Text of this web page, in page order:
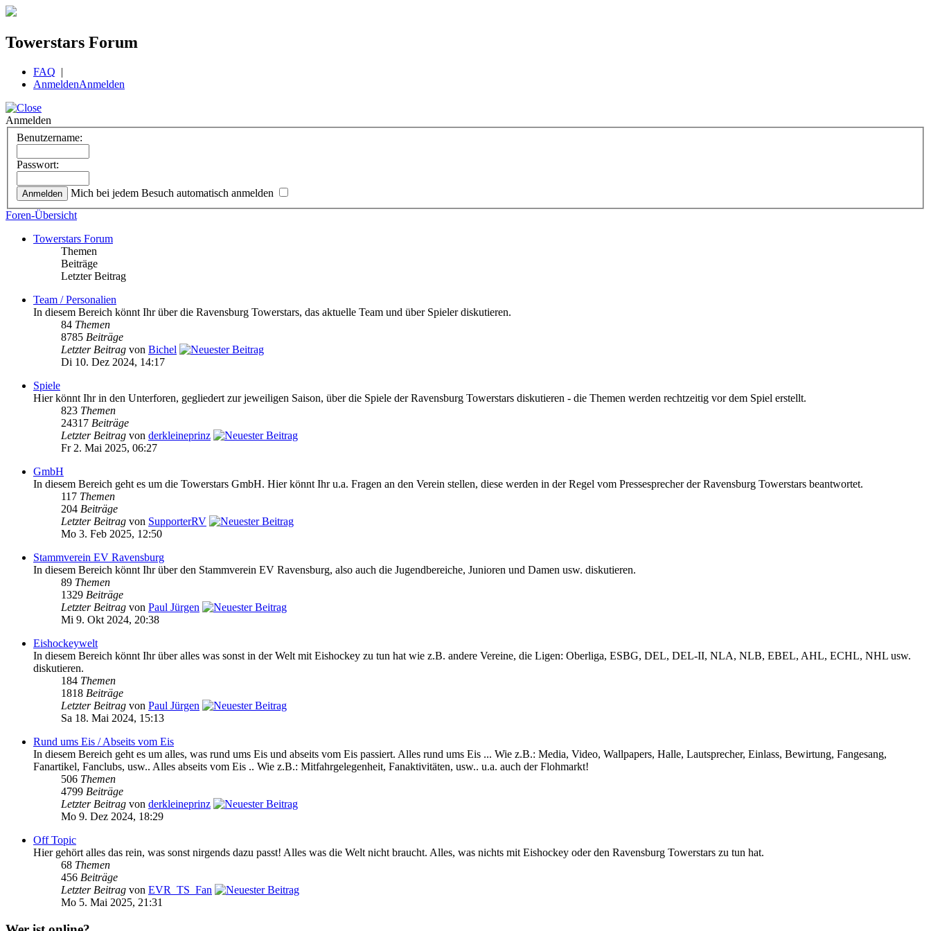
Towerstars Forum
FAQ |
AnmeldenAnmelden
Anmelden
Benutzername:
Passwort:
Mich bei jedem Besuch automatisch anmelden
Foren-Übersicht
Towerstars Forum
Themen
Beiträge
Letzter Beitrag
Team / Personalien
In diesem Bereich könnt Ihr über die Ravensburg Towerstars, das aktuelle Team und über Spieler diskutieren.
84 Themen
8785 Beiträge
Letzter Beitrag von Bichel
Di 10. Dez 2024, 14:17
Spiele
Hier könnt Ihr in den Unterforen, gegliedert zur jeweiligen Saison, über die Spiele der Ravensburg Towerstars diskutieren - die Themen werden rechtzeitig vor dem Spiel erstellt.
823 Themen
24317 Beiträge
Letzter Beitrag von derkleineprinz
Fr 2. Mai 2025, 06:27
GmbH
In diesem Bereich geht es um die Towerstars GmbH. Hier könnt Ihr u.a. Fragen an den Verein stellen, diese werden in der Regel vom Pressesprecher der Ravensburg Towerstars beantwortet.
117 Themen
204 Beiträge
Letzter Beitrag von SupporterRV
Mo 3. Feb 2025, 12:50
Stammverein EV Ravensburg
In diesem Bereich könnt Ihr über den Stammverein EV Ravensburg, also auch die Jugendbereiche, Junioren und Damen usw. diskutieren.
89 Themen
1329 Beiträge
Letzter Beitrag von Paul Jürgen
Mi 9. Okt 2024, 20:38
Eishockeywelt
In diesem Bereich könnt Ihr über alles was sonst in der Welt mit Eishockey zu tun hat wie z.B. andere Vereine, die Ligen: Oberliga, ESBG, DEL, DEL-II, NLA, NLB, EBEL, AHL, ECHL, NHL usw.
diskutieren.
184 Themen
1818 Beiträge
Letzter Beitrag von Paul Jürgen
Sa 18. Mai 2024, 15:13
Rund ums Eis / Abseits vom Eis
In diesem Bereich geht es um alles, was rund ums Eis und abseits vom Eis passiert. Alles rund ums Eis ... Wie z.B.: Media, Video, Wallpapers, Halle, Lautsprecher, Einlass, Bewirtung, Fangesang,
Fanartikel, Fanclubs, usw.. Alles abseits vom Eis .. Wie z.B.: Mitfahrgelegenheit, Fanaktivitäten, usw.. u.a. auch der Flohmarkt!
506 Themen
4799 Beiträge
Letzter Beitrag von derkleineprinz
Mo 9. Dez 2024, 18:29
Off Topic
Hier gehört alles das rein, was sonst nirgends dazu passt! Alles was die Welt nicht braucht. Alles, was nichts mit Eishockey oder den Ravensburg Towerstars zu tun hat.
68 Themen
456 Beiträge
Letzter Beitrag von EVR_TS_Fan
Mo 5. Mai 2025, 21:31